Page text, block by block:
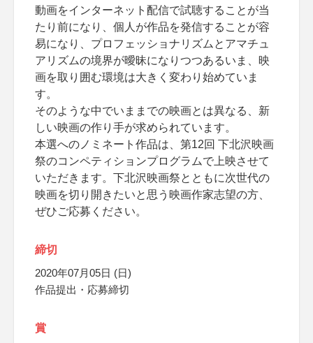
動画をインターネット配信で試聴することが当
たり前になり、個人が作品を発信することが容
易になり、プロフェッショナリズムとアマチュ
アリズムの境界が曖昧になりつつあるいま、映
画を取り囲む環境は大きく変わり始めていま
す。
そのような中でいままでの映画とは異なる、新
しい映画の作り手が求められています。
本選へのノミネート作品は、第12回 下北沢映画
祭のコンペティションプログラムで上映させて
いただきます。下北沢映画祭とともに次世代の
映画を切り開きたいと思う映画作家志望の方、
ぜひご応募ください。
締切
2020年07月05日 (日)
作品提出・応募締切
賞